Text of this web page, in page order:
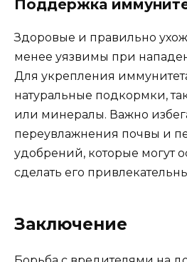
Поддержка
Здоровые и правильно
менее уязвимы при
Для укрепления
натуральные подкормки,
или минералы. Важно
переувлажнения почвы и
удобрений, которые могут
сделать его
Заключение